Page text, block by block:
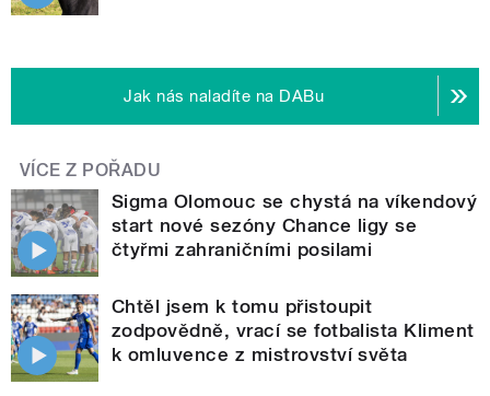
Jak nás naladíte na DABu
VÍCE Z POŘADU
Sigma Olomouc se chystá na víkendový
start nové sezóny Chance ligy se
čtyřmi zahraničními posilami
Chtěl jsem k tomu přistoupit
zodpovědně, vrací se fotbalista Kliment
k omluvence z mistrovství světa